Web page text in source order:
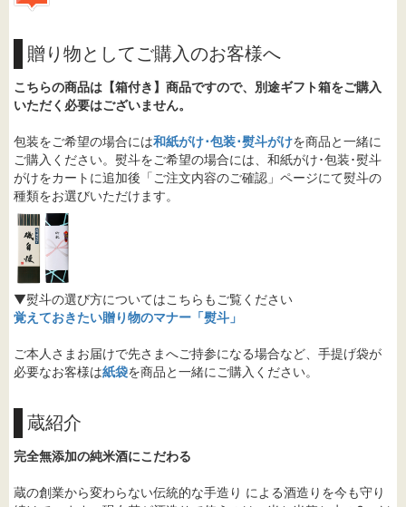
贈り物としてご購入のお客様へ
こちらの商品は【箱付き】商品ですので、別途ギフト箱をご購入
いただく必要はございません。
包装をご希望の場合には和紙がけ･包装･熨斗がけを商品と一緒に
ご購入ください。熨斗をご希望の場合には、和紙がけ･包装･熨斗
がけをカートに追加後「ご注文内容のご確認」ページにて熨斗の
種類をお選びいただけます。
▼熨斗の選び方についてはこちらもご覧ください
覚えておきたい贈り物のマナー「熨斗」
ご本人さまお届けで先さまへご持参になる場合など、手提げ袋が
必要なお客様は紙袋を商品と一緒にご購入ください。
蔵紹介
完全無添加の純米酒にこだわる
蔵の創業から変わらない伝統的な手造り による酒造りを今も守り